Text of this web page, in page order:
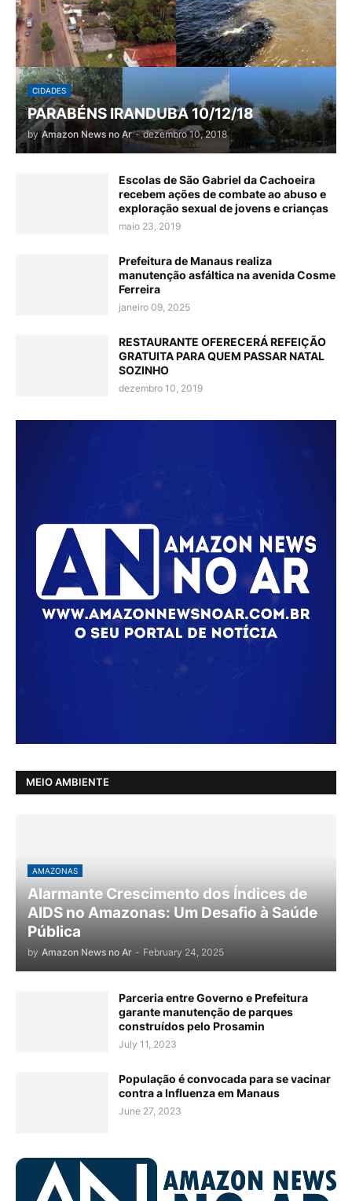
CIDADES
PARABÉNS IRANDUBA 10/12/18
by Amazon News no Ar - dezembro 10, 2018
Escolas de São Gabriel da Cachoeira
recebem ações de combate ao abuso e
exploração sexual de jovens e crianças
maio 23, 2019
Prefeitura de Manaus realiza
manutenção asfáltica na avenida Cosme
Ferreira
janeiro 09, 2025
RESTAURANTE OFERECERÁ REFEIÇÃO
GRATUITA PARA QUEM PASSAR NATAL
SOZINHO
dezembro 10, 2019
MEIO AMBIENTE
AMAZONAS
Alarmante Crescimento dos Índices de
AIDS no Amazonas: Um Desafio à Saúde
Pública
by Amazon News no Ar - February 24, 2025
Parceria entre Governo e Prefeitura
garante manutenção de parques
construídos pelo Prosamin
July 11, 2023
População é convocada para se vacinar
contra a Influenza em Manaus
June 27, 2023